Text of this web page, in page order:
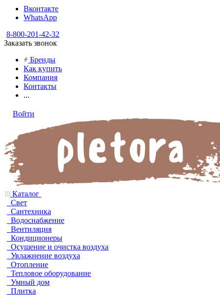
Вконтакте
WhatsApp
8-800-201-42-32
Заказать звонок
Бренды
Как купить
Компания
Контакты
...
Войти
Каталог
Свет
Сантехника
Водоснабжение
Вентиляция
Кондиционеры
Осушение и очистка воздуха
Увлажнение воздуха
Отопление
Тепловое оборудование
Умный дом
Плитка